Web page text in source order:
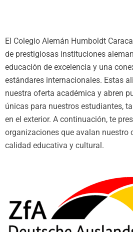
El Colegio Alemán Humboldt
de prestigiosas instituciones
educación de excelencia y una
estándares internacionales. Estas
nuestra oferta académica y abren
únicas para nuestros estudiantes,
en el exterior. A continuación, te
organizaciones que avalan nuestro
calidad educativa y cultural.